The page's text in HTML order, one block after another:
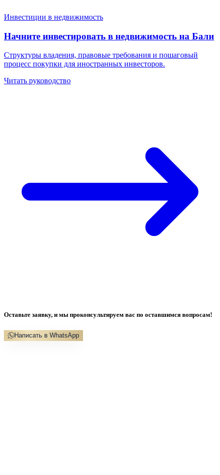
Инвестиции в недвижимость
Начните инвестировать в недвижимость на Бали
Структуры владения, правовые требования и пошаговый
процесс покупки для иностранных инвесторов.
Читать руководство
Оставьте заявку, и мы проконсультируем вас по оставшимся вопросам!
Написать в WhatsApp